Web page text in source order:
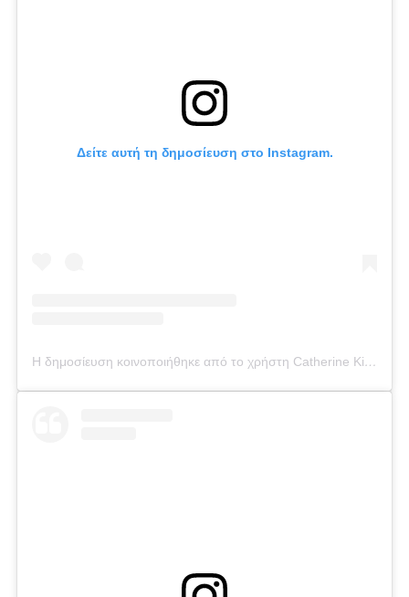
Δείτε αυτή τη δημοσίευση στο Instagram.
Η δημοσίευση κοινοποιήθηκε από το χρήστη Catherine Kikilia (@catherine_kikilia)